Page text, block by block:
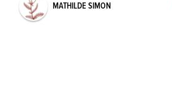
MATHILDE SIMON